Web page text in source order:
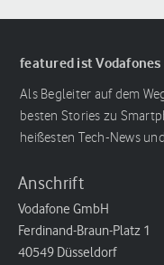
featured ist
Als Begleiter auf dem
besten Stories zu
heißesten Tech-News
Anschrift
Vodafone GmbH
Ferdinand-Braun-Platz 1
40549 Düsseldorf